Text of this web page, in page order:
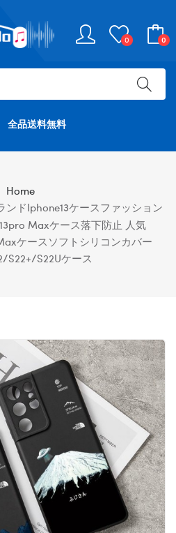
0 0
全品送料無料
Home
ンドiphone13ケースファッション
Maxケース落下防止 人気
ケースソフトシリコンカバー
S22+/S22Uケース